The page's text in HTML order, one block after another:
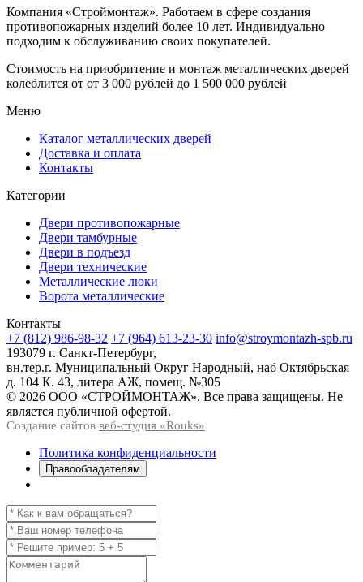
Компания «Строймонтаж». Работаем в сфере создания
противопожарных изделий более 10 лет. Индивидуально
подходим к обслуживанию своих покупателей.
Стоимость на приобритение и монтаж металлических дверей
колеблится от от 3 000 рублей до 1 500 000 рублей
Меню
Каталог металлических дверей
Доставка и оплата
Контакты
Категории
Двери противопожарные
Двери тамбурные
Двери в подъезд
Двери технические
Металлические люки
Ворота металлические
Контакты
+7 (812) 986-98-32 +7 (964) 613-23-30 info@stroymontazh-spb.ru
193079 г. Санкт-Петербург,
вн.тер.г. Муниципальный Округ Народный, наб Октябрьская
д. 104 К. 43, литера АЖ, помещ. №305
© 2026 ООО «СТРОЙМОНТАЖ». Все права защищены. Не
является публичной офертой.
Создание сайтов веб-студия «Rouks»
Политика конфиденциальности
Правообладателям